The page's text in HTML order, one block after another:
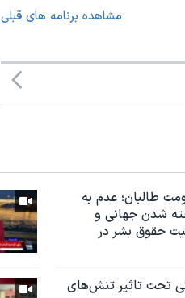
مشاهده برنامه های قبلی
طالبان؛ عدم به
شدن جهانی و
حقوق بشر در
تحت تاثیر تنش‌های